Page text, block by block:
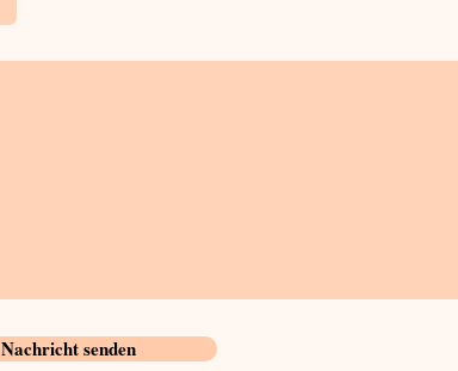
Nachricht senden